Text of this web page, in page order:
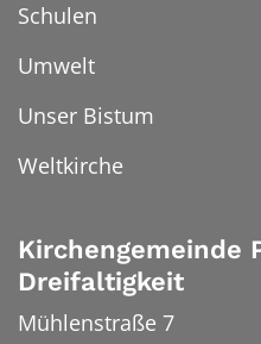
Schulen
Umwelt
Unser Bistum
Weltkirche
Kirchengemeinde
Dreifaltigkeit
Mühlenstraße 7